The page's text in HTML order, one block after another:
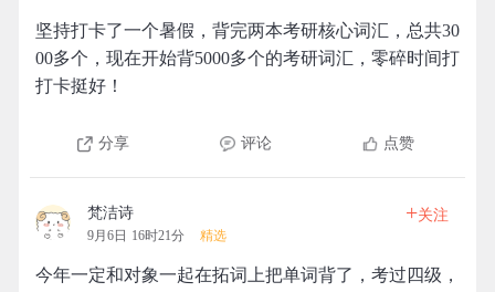
坚持打卡了一个暑假，背完两本考研核心词汇，总共30
00多个，现在开始背5000多个的考研词汇，零碎时间打
打卡挺好！
分享 评论 点赞
梵洁诗
9月6日 16时21分 精选
+关注
今年一定和对象一起在拓词上把单词背了，考过四级，